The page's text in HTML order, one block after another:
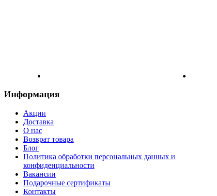
Информация
Акции
Доставка
О нас
Возврат товара
Блог
Политика обработки персональных данных и
конфиденциальности
Вакансии
Подарочные сертификаты
Контакты